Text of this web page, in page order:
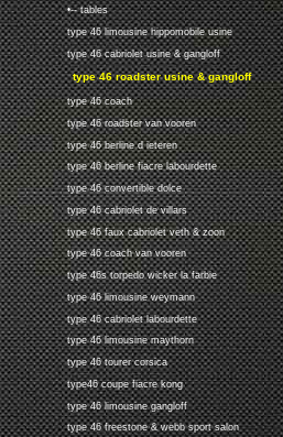
•-- tables
type 46 limousine hippomobile usine
type 46 cabriolet usine & gangloff
type 46 roadster usine & gangloff
type 46 coach
type 46 roadster van vooren
type 46 berline d ieteren
type 46 berline fiacre labourdette
type 46 convertible dolce
type 46 cabriolet de villars
type 46 faux cabriolet veth & zoon
type 46 coach van vooren
type 46s torpedo wicker la farbie
type 46 limousine weymann
type 46 cabriolet labourdette
type 46 limousine maythorn
type 46 tourer corsica
type46 coupe fiacre kong
type 46 limousine gangloff
type 46 freestone & webb sport salon